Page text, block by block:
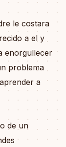
le costara
a el y
enorgullecer
problema
a
de un